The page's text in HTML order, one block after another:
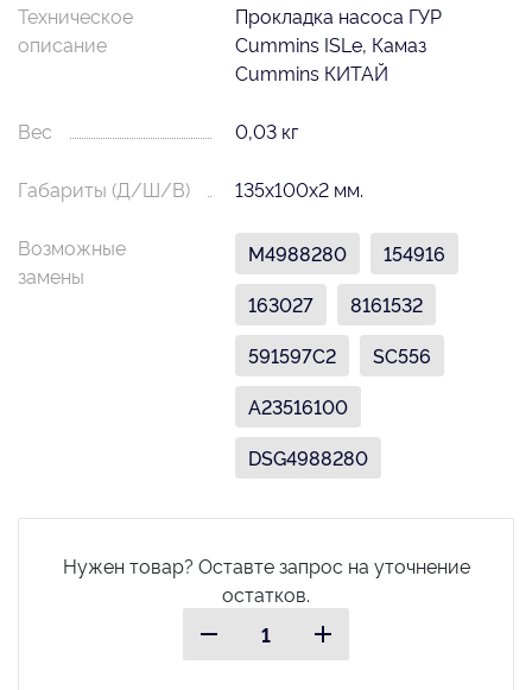
Техническое
описание
Прокладка насоса ГУР
Cummins ISLe, Камаз
Cummins КИТАЙ
Вес 0,03 кг
Габариты (Д/Ш/В) 135х100х2 мм.
Возможные
замены
M4988280
154916
163027
8161532
591597С2
SC556
A23516100
DSG4988280
Нужен товар? Оставте запрос на уточнение
остатков.